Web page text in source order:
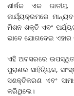
ଶୀର୍ଷକ ଏକ
କାର୍ଯ୍ୟକ୍ରମରେ
ମିଶନ ଶକ୍ତି ଏବଂ
ଭାବେ ଯୋଗଦେଇ
ଏହି ଅବସରରେ ଉପସ୍ଥିତ
ପୁରାଣର ସାହିତ୍ୟିକ,
ସଶକ୍ତିକରଣ ଏବଂ
କରିଥିଲେ।